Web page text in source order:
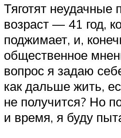
Тяготят неудачные
возраст — 41 год,
поджимает, и,
общественное
вопрос я задаю
как дальше жить,
не получится? Но
и время, я буду